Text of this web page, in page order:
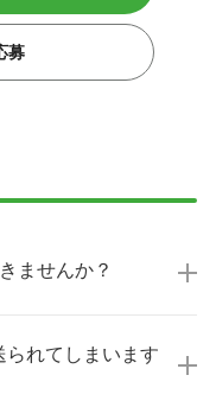
募
ませんか？
て転職に成功した方
た職場を選ばれて
れてしまいます